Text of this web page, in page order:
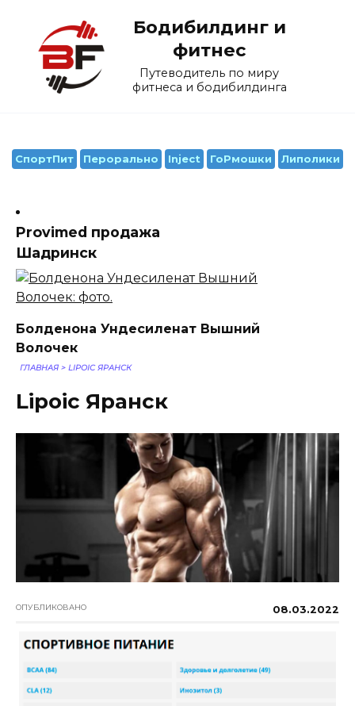
содержанию
Бодибилдинг и
фитнес
Путеводитель по миру
фитнеса и бодибилдинга
СпортПит Перорально Inject ГоРмошки Липолики
ГЛАВНАЯ > LIPOIC ЯРАНСК
Lipoic Яранск
ОПУБЛИКОВАНО 08.03.2022
Provimed продажа
Шадринск
Болденона Ундесиленат Вышний
Волочек